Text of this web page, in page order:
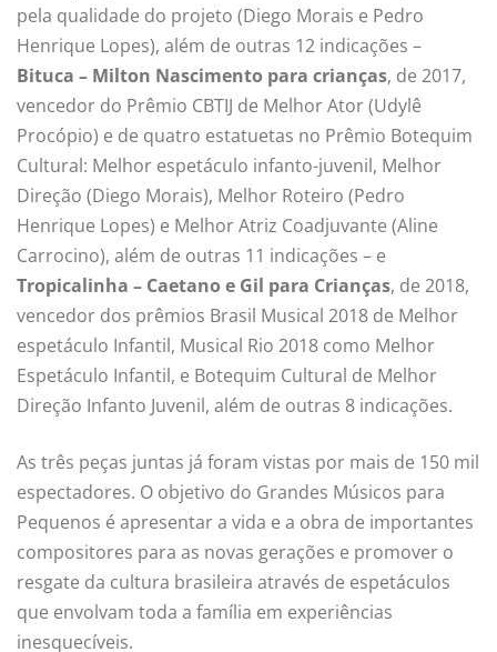
pela qualidade do projeto (Diego Morais e Pedro
Henrique Lopes), além de outras 12 indicações –
Bituca – Milton Nascimento para crianças, de 2017,
vencedor do Prêmio CBTIJ de Melhor Ator (Udylê
Procópio) e de quatro estatuetas no Prêmio Botequim
Cultural: Melhor espetáculo infanto-juvenil, Melhor
Direção (Diego Morais), Melhor Roteiro (Pedro
Henrique Lopes) e Melhor Atriz Coadjuvante (Aline
Carrocino), além de outras 11 indicações – e
Tropicalinha – Caetano e Gil para Crianças, de 2018,
vencedor dos prêmios Brasil Musical 2018 de Melhor
espetáculo Infantil, Musical Rio 2018 como Melhor
Espetáculo Infantil, e Botequim Cultural de Melhor
Direção Infanto Juvenil, além de outras 8 indicações.
As três peças juntas já foram vistas por mais de 150 mil
espectadores. O objetivo do Grandes Músicos para
Pequenos é apresentar a vida e a obra de importantes
compositores para as novas gerações e promover o
resgate da cultura brasileira através de espetáculos
que envolvam toda a família em experiências
inesquecíveis.